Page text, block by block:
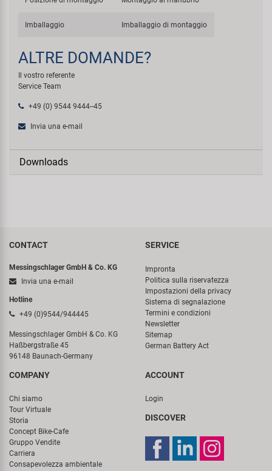
Imballaggio Imballaggio di montaggio
ALTRE DOMANDE?
Il vostro referente
Service Team
+49 (0) 9544 9444--45
Invia una e-mail
Downloads
CONTACT
Messingschlager GmbH & Co. KG
Invia una e-mail
Hotline
+49 (0)9544/944445
Messingschlager GmbH & Co. KG
Haßbergstraße 45
96148 Baunach-Germany
SERVICE
Impronta
Politica sulla riservatezza
Impostazioni della privacy
Sistema di segnalazione
Termini e condizioni
Newsletter
Sitemap
German Battery Act
COMPANY
Chi siamo
Tour Virtuale
Storia
Concept Bike-Cafe
Gruppo Vendite
Carriera
Consapevolezza ambientale
ACCOUNT
Login
DISCOVER